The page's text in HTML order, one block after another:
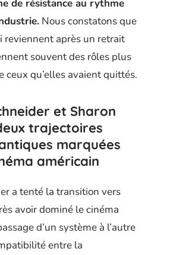
de résistance au rythme
Nous constatons que
reviennent après un retrait
souvent des rôles plus
ceux qu’elles avaient quittés.
et Sharon
trajectoires
marquées
américain
a tenté la transition vers
avoir dominé le cinéma
d’un système à l’autre
entre la